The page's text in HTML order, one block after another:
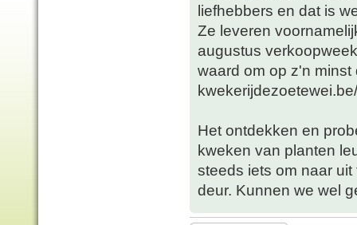
liefhebbers en dat is
Ze leveren
augustus
waard om op z'n
Het ontdekken en
kweken van planten
steeds iets om naar
deur. Kunnen we wel